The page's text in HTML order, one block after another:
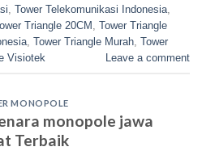
Tower Telekomunikasi Indonesia
Triangle 20CM
Tower Triangle
Tower Triangle Murah Tower
Visiotek Leave a comment
MONOPOLE
monopole jawa
Terbaik